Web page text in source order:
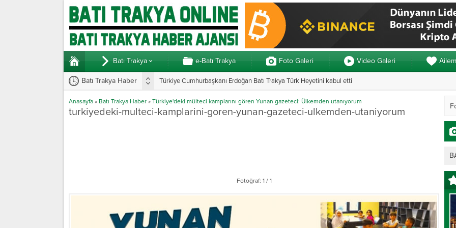
Batı Trakya e-Batı Trakya Foto Galeri Video Galeri Ailem
Batı Trakya Haber Türkiye Cumhurbaşkanı Erdoğan Batı Trakya Türk Heyetini kabul etti
Anasayfa » Batı Trakya Haber » Türkiye'deki mülteci kamplarını gören Yunan gazeteci: Ülkemden utanıyorum
turkiyedeki-multeci-kamplarini-goren-yunan-gazeteci-ulkemden-utaniyorum
Fotoğraf: 1 / 1